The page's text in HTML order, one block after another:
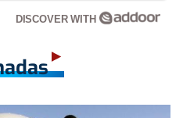
DISCOVER WITH